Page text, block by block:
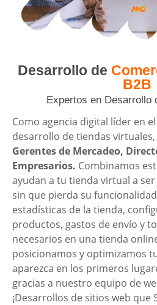
Desarrollo de
B2B
Expertos en Desarrollo
Como agencia digital líder en
desarrollo de tiendas
Gerentes de Mercadeo,
Empresarios. Combinamos
ayudan a tu tienda virtual a
sin que pierda su
estadísticas de la tienda,
productos, gastos de envío y
necesarios en una tienda
posicionamos y optimizamos
aparezca en los primeros
gracias a nuestro equipo de
¡Desarrollos de sitios web que